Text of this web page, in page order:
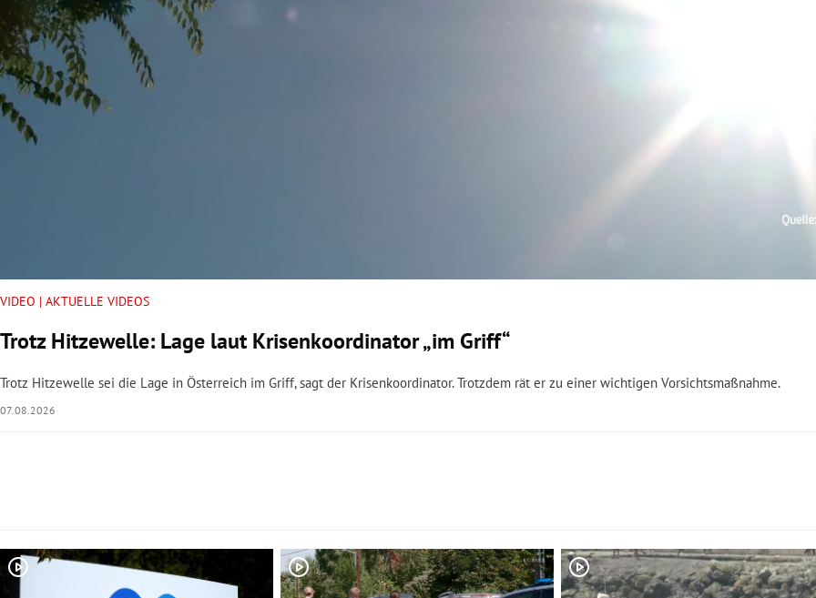
Untermenü
Untermenü
Untermenü
Untermenü
Untermenü
VIDEO | AKTUELLE VIDEOS
Trotz Hitzewelle: Lage laut Krisenkoordinator „im Griff“
Trotz Hitzewelle sei die Lage in Österreich im Griff, sagt der Krisenkoordinator. Trotzdem rät er zu einer wichtigen Vorsichtsmaßnahme.
07.08.2026